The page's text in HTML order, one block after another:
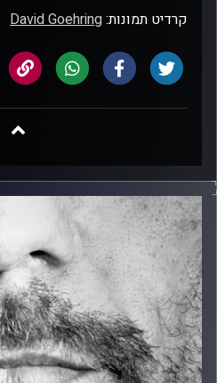
קרדיט תמונות:David Goehring